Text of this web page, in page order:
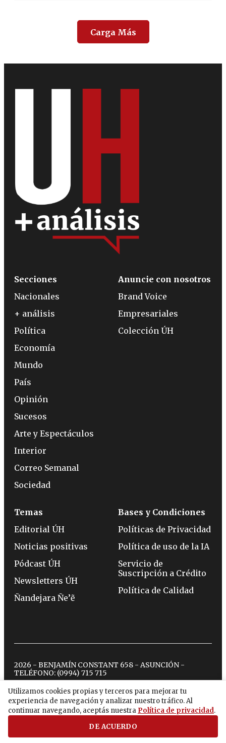
Carga Más
Utilizamos cookies propias y terceros para mejorar tu
experiencia de navegación y analizar nuestro tráfico. Al
continuar navegando, aceptás nuestra Política de privacidad.
DE ACUERDO
Secciones
Nacionales
+ análisis
Política
Economía
Mundo
País
Opinión
Sucesos
Arte y Espectáculos
Interior
Correo Semanal
Sociedad
Anuncie con nosotros
Brand Voice
Empresariales
Colección ÚH
Temas
Editorial ÚH
Noticias positivas
Pódcast ÚH
Newsletters ÚH
Ñandejara Ñe’ẽ
Bases y Condiciones
Políticas de Privacidad
Política de uso de la IA
Servicio de
Suscripción a Crédito
Política de Calidad
2026 - BENJAMÍN CONSTANT 658 - ASUNCIÓN -
TELÉFONO: (0994) 715 715
twitterinstagram
facebook
tiktokyoutubespotify